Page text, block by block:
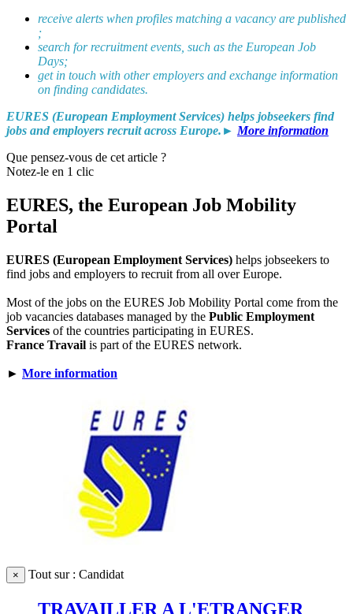
receive alerts when profiles matching a vacancy are published
;
search for recruitment events, such as the European Job
Days;
get in touch with other employers and exchange information
on finding candidates.
EURES (European Employment Services) helps jobseekers find
jobs and employers recruit across Europe.► More information
Que pensez-vous de cet article ?
Notez-le en 1 clic
EURES, the European Job Mobility
Portal
EURES (European Employment Services) helps jobseekers to
find jobs and employers to recruit from all over Europe.
Most of the jobs on the EURES Job Mobility Portal come from the
job vacancies databases managed by the Public Employment
Services of the countries participating in EURES.
France Travail is part of the EURES network.
► More information
× Tout sur : Candidat
TRAVAILLER A L'ETRANGER